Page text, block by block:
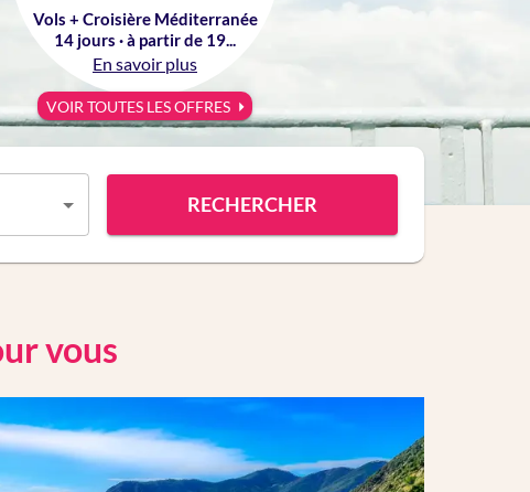
Vols + Croisière Méditerranée
14 jours · à partir de 19...
En savoir plus
VOIR TOUTES LES OFFRES
RECHERCHER
vous